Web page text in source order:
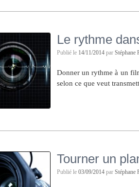
Le rythme
Publié le 14/11/2014 parStéphane
Donner un rythme à un
selon ce que veut
Tourner un
Publié le03/09/2014 parStéphane